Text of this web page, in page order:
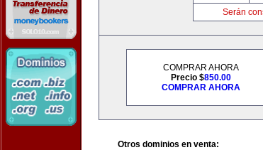
Serán
COMPRAR AHORA
Precio $850.00
COMPRAR AHORA
Otros dominios en venta: